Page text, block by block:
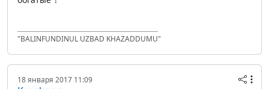
"BALINFUNDINUL UZBAD KHAZADDUMU"
18 января 2017 11:09